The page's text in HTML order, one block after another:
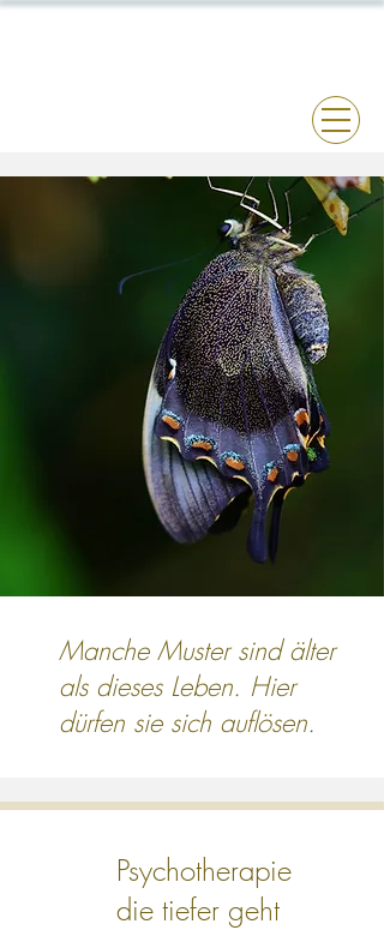
Manche Muster sind älter
als dieses Leben. Hier
dürfen sie sich auflösen.
Psychotherapie
die tiefer geht